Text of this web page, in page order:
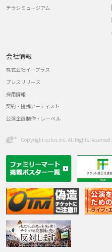
チラシミュージアム
会社情報
株式会社イープラス
プレスリリース
採用情報
契約・提携アーティスト
公演企画制作・レーベル
Copyright eplus inc. All Rights Reserved.